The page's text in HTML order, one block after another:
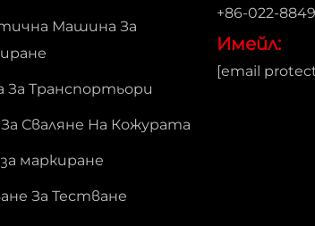
Машина За
За Транспортьори
Сваляне На Кожурата
маркиране
За Тестване
+86-022-
Имейл:
[email